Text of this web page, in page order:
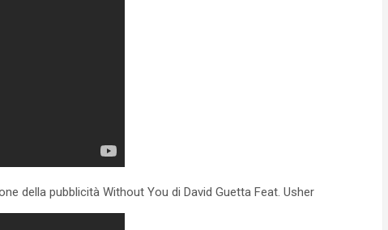
della pubblicità Without You di David Guetta Feat. Usher